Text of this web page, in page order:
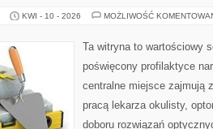
KWI - 10 - 2026 MOŻLIWOŚĆ
Ta witryna to wartościowy
poświęcony profilaktyce
centralne miejsce zajmują
pracą lekarza okulisty,
doboru rozwiązań